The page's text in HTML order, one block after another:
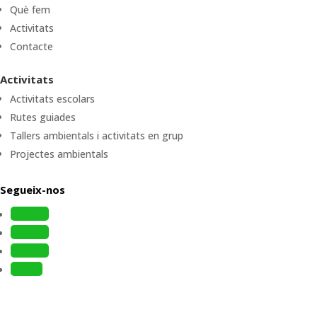
Què fem
Activitats
Contacte
Activitats
Activitats escolars
Rutes guiades
Tallers ambientals i activitats en grup
Projectes ambientals
Segueix-nos
Follow
Follow
Follow
Follow